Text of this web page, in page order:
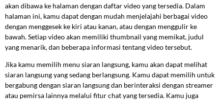
akan dibawa ke halaman dengan daftar video yang tersedia. Dalam
halaman ini, kamu dapat dengan mudah menjelajahi berbagai video
dengan menggesek ke kiri atau kanan, atau dengan menggulir ke
bawah. Setiap video akan memiliki thumbnail yang memikat, judul
yang menarik, dan beberapa informasi tentang video tersebut.
Jika kamu memilih menu siaran langsung, kamu akan dapat melihat
siaran langsung yang sedang berlangsung. Kamu dapat memilih untuk
bergabung dengan siaran langsung dan berinteraksi dengan streamer
atau pemirsa lainnya melalui fitur chat yang tersedia. Kamu juga